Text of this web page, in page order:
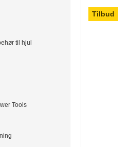
til hjul
Tools
Tilbud